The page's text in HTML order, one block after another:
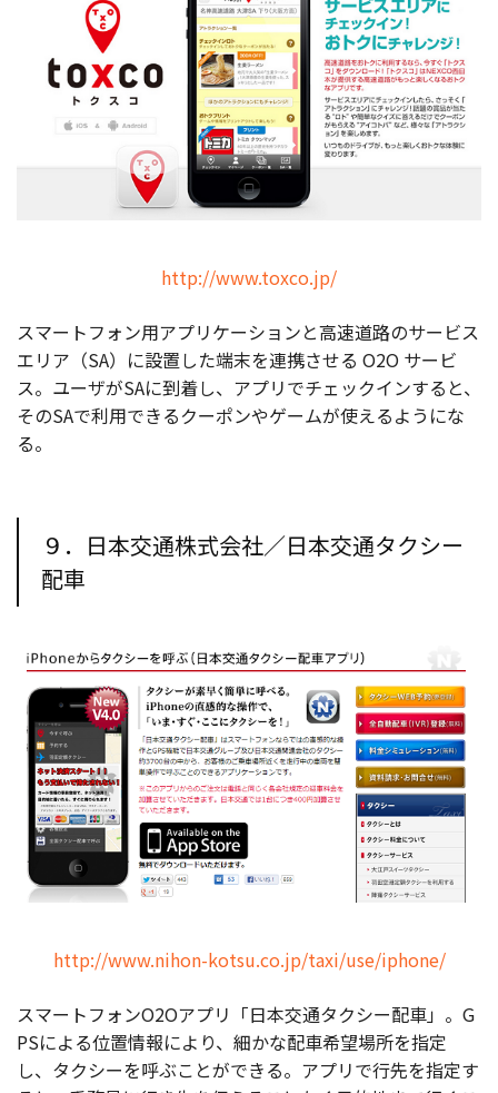
http://www.toxco.jp/
スマートフォン用アプリケーションと高速道路のサービス
エリア（SA）に設置した端末を連携させる O2O サービ
ス。ユーザがSAに到着し、アプリでチェックインすると、
そのSAで利用できるクーポンやゲームが使えるようにな
る。
９．日本交通株式会社／日本交通タクシー
配車
http://www.nihon-kotsu.co.jp/taxi/use/iphone/
スマートフォンO2Oアプリ「日本交通タクシー配車」。G
PSによる位置情報により、細かな配車希望場所を指定
し、タクシーを呼ぶことができる。アプリで行先を指定す